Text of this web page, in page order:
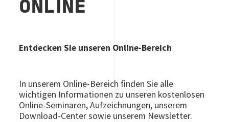
ONLINE
Entdecken Sie unseren Online-Bereich
In unserem Online-Bereich finden Sie alle
wichtigen Informationen zu unseren kostenlosen
Online-Seminaren, Aufzeichnungen, unserem
Download-Center sowie unserem Newsletter.